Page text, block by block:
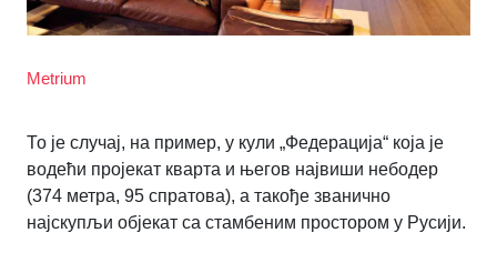
Metrium
То је случај, на пример, у кули „Федерација“ која је
водећи пројекат кварта и његов највиши небодер
(374 метра, 95 спратова), а такође званично
најскупљи објекат са стамбеним простором у Русији.